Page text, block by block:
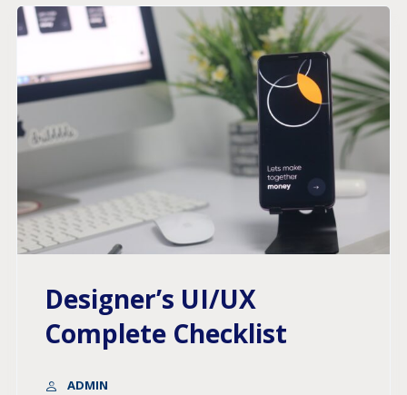
Designer’s UI/UX
Complete Checklist
ADMIN